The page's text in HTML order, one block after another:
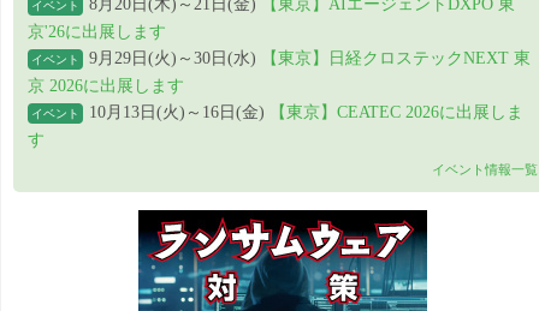
イベント 8月20日(木)～21日(金)
【東京】AIエージェントDXPO 東
京'26に出展します
イベント 9月29日(火)～30日(水)
【東京】日経クロステックNEXT 東
京 2026に出展します
イベント 10月13日(火)～16日(金)
【東京】CEATEC 2026に出展しま
す
イベント情報一覧